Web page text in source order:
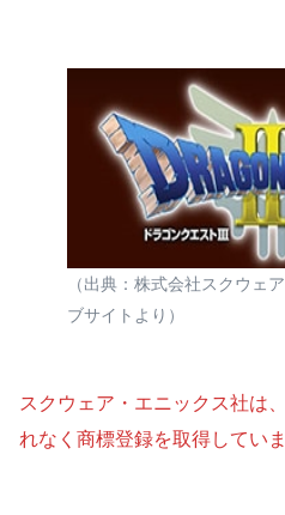
（出典：株式会社スクウェ
ブサイトより）
スクウェア・エニックス社は
れなく商標登録を取得してい